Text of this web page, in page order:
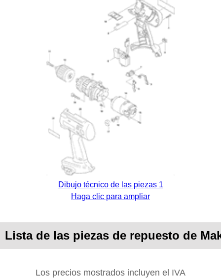
Dibujo técnico de las piezas 1
Haga clic para ampliar
Lista de las piezas de repuesto de
Los precios mostrados incluyen el IVA